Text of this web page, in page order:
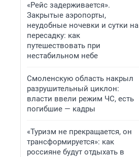
«Рейс задерживается».
Закрытые аэропорты,
неудобные ночевки и сутки на
пересадку: как
путешествовать при
нестабильном небе
Смоленскую область накрыл
разрушительный циклон:
власти ввели режим ЧС, есть
погибшие — кадры
«Туризм не прекращается, он
трансформируется»: как
россияне будут отдыхать в